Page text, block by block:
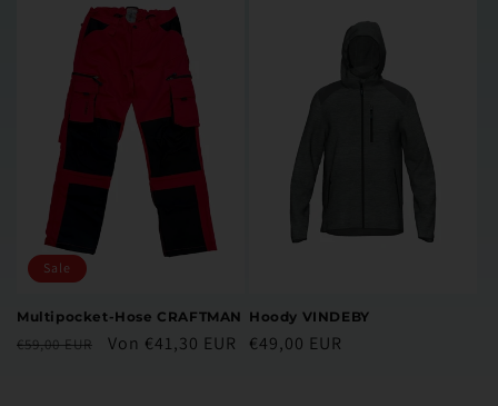
Sale
Multipocket-Hose CRAFTMAN
Normaler
€59,00 EUR Verkaufspreis
Von €41,30 EUR
Hoody VINDEBY
Normaler
€49,00 EUR